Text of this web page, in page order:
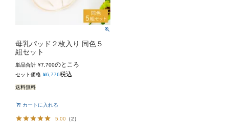
母乳パッド２枚入り 同色５
組セット
単品合計 ¥7,700のところ
セット価格 ¥6,776税込
送料無料
カートに入れる
5.00 （2）